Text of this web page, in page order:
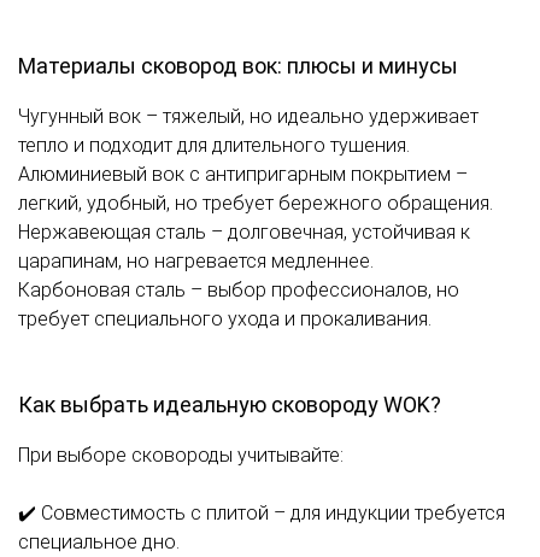
Материалы сковород вок: плюсы и минусы
Чугунный вок – тяжелый, но идеально удерживает
тепло и подходит для длительного тушения.
Алюминиевый вок с антипригарным покрытием –
легкий, удобный, но требует бережного обращения.
Нержавеющая сталь – долговечная, устойчивая к
царапинам, но нагревается медленнее.
Карбоновая сталь – выбор профессионалов, но
требует специального ухода и прокаливания.
Как выбрать идеальную сковороду WOK?
При выборе сковороды учитывайте:
✔️ Совместимость с плитой – для индукции требуется
специальное дно.